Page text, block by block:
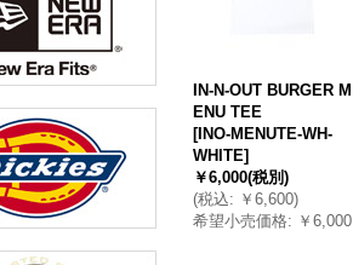
IN-N-OUT BURGER M
ENU TEE
[INO-MENUTE-WH-
WHITE]
￥6,000(税別)
(税込: ￥6,600)
希望小売価格: ￥6,000